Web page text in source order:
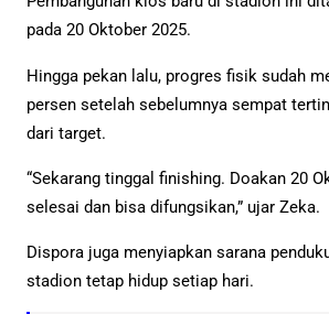
pada 20 Oktober 2025.
Hingga pekan lalu, progres fisik sudah
persen setelah sebelumnya sempat
dari target.
“Sekarang tinggal finishing. Doakan 20
selesai dan bisa difungsikan,” ujar Zeka.
Dispora juga menyiapkan sarana
stadion tetap hidup setiap hari.